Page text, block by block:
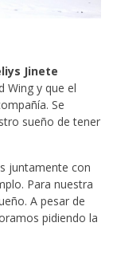
Jinete
Wing y que el
Se
sueño de tener
juntamente con
Para nuestra
A pesar de
pidiendo la